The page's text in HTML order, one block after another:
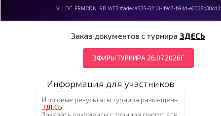
Заказ документов с турнира ЗДЕСЬ
ЭФИРЫ ТУРНИРА 26.07.2026Г
Информация для участников